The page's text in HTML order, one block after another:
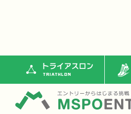
トライアスロン